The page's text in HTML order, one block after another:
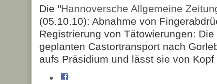
Die "Hannoversche Allgemeine
(05.10.10): Abnahme von
Registrierung von Tätowierungen:
geplanten Castortransport nach
aufs Präsidium und lässt sie von Kopf